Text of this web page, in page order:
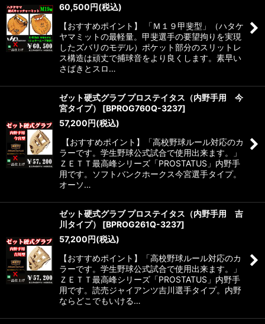
60,500円(税込)
【おすすめポイント】 「Ｍ１９甲斐型」（ハタケ
ヤマミットの最軽量。甲斐選手の要望拘りを実現
したズバリのモデル）ポケット部分のスリットレ
ス構造は頑丈で捕球音をより良くします。素早い
さばきとスロ…
ゼット硬式グラブ プロステイタス（内野手用 今
宮タイプ）
[BPROG760Q-3237]
57,200円(税込)
【おすすめポイント】「高校野球ルール対応のカ
ラーです。学生野球公式試合で使用出来ます。」
ＺＥＴＴ最高峰シリーズ「PROSTATUS」内野手
用です。ソフトバンクホークス今宮選手タイプ。
オーソ…
ゼット硬式グラブ プロステイタス（内野手用 吉
川タイプ）
[BPROG261Q-3237]
57,200円(税込)
【おすすめポイント】「高校野球ルール対応のカ
ラーです。学生野球公式試合で使用出来ます。」
ＺＥＴＴ最高峰シリーズ「PROSTATUS」内野手
用です。読売ジャイアンツ吉川選手タイプ。内野
ならどこでもいける…